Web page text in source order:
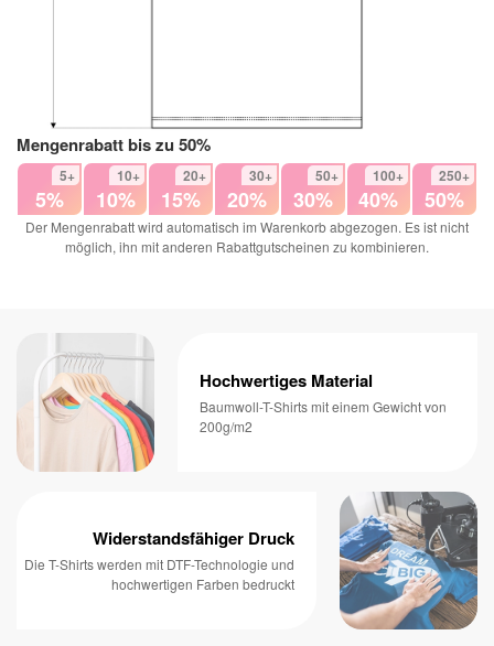
Mengenrabatt bis zu 50%
5+
5%
10+
10%
20+
15%
30+
20%
50+
30%
100+
40%
250+
50%
Der Mengenrabatt wird automatisch im Warenkorb abgezogen. Es ist nicht
möglich, ihn mit anderen Rabattgutscheinen zu kombinieren.
Hochwertiges Material
Baumwoll-T-Shirts mit einem Gewicht von
200g/m2
Widerstandsfähiger Druck
Die T-Shirts werden mit DTF-Technologie und
hochwertigen Farben bedruckt